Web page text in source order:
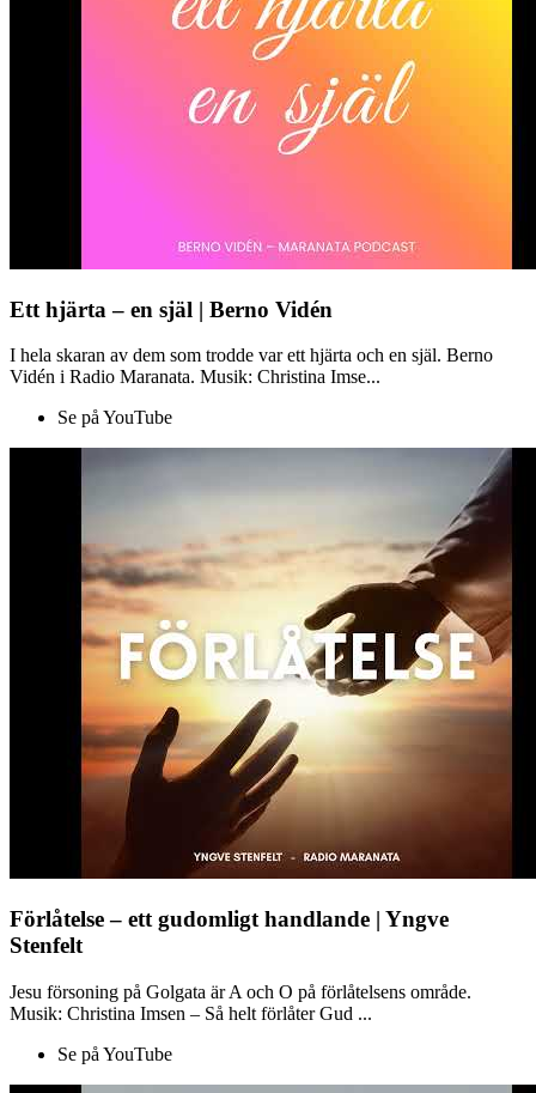
Ett hjärta – en själ | Berno Vidén
I hela skaran av dem som trodde var ett hjärta och en själ. Berno
Vidén i Radio Maranata. Musik: Christina Imse...
Se på YouTube
Förlåtelse – ett gudomligt handlande | Yngve
Stenfelt
Jesu försoning på Golgata är A och O på förlåtelsens område.
Musik: Christina Imsen – Så helt förlåter Gud ...
Se på YouTube